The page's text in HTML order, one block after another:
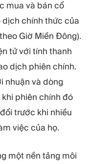
mua và bán cổ
chính thức của
Giờ Miền Đông).
tử với tính thanh
dịch phiên chính.
nhuận và dòng
phiên chính đó
trước khi nhiều
việc của họ.
một nền tảng môi
về Quadcode
công ty